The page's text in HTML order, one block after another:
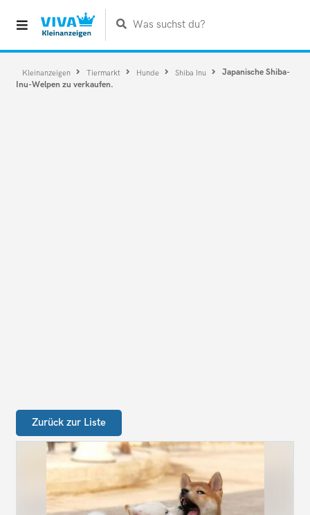
Was suchst du?
Kleinanzeigen Tiermarkt Hunde Shiba Inu
Japanische Shiba-
Inu-Welpen zu verkaufen.
Zurück zur Liste